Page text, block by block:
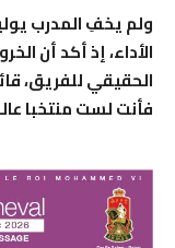
ولم يخفِ المدرب
الأداء، إذ أكد أن
الحقيقي للفريق،
فأنت لست منتخبا